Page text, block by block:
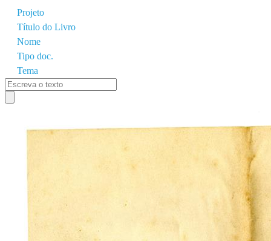
Projeto
Título do Livro
Nome
Tipo doc.
Tema